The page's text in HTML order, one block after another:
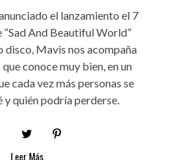
el lanzamiento el 7
And Beautiful World”
disco, Mavis nos acompaña
conoce muy bien, en un
cada vez más personas se
y quién podría perderse.
Leer Más